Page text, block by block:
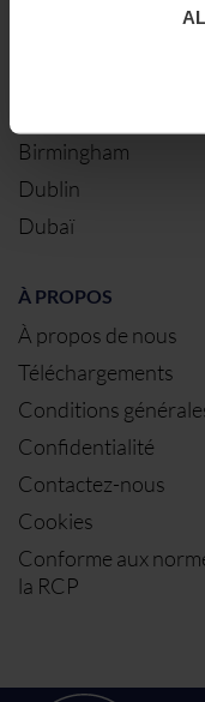
Birmingham
Dublin
Dubaï
À PROPOS
À propos de nous
Téléchargements
Conditions
Confidentialité
Contactez-nous
Cookies
Conforme aux
la RCP